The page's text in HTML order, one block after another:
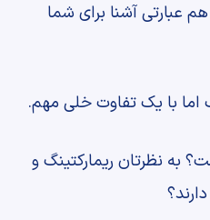
هم عبارتی آشنا برای شما
اما با یک تفاوت خلی مهم.
به نظرتان ریمارکتینگ و